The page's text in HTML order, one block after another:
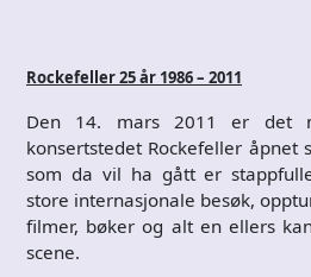
Rockefeller 25 år 1986 – 2011
Den 14. mars 2011 er det
konsertstedet Rockefeller åpnet
som da vil ha gått er
store internasjonale besøk,
filmer, bøker og alt en ellers
scene.